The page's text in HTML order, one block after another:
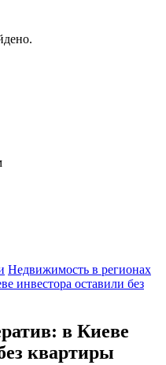
Недвижимость в регионах
инвестора оставили без
в Киеве
квартиры